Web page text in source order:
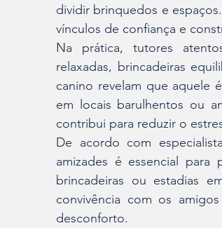
dividir brinquedos e
vínculos de confiança e
Na prática, tutores
relaxadas, brincadeiras
canino revelam que aquele
em locais barulhentos ou
contribui para reduzir o
De acordo com
amizades é essencial para
brincadeiras ou estadias
convivência com os
desconforto.